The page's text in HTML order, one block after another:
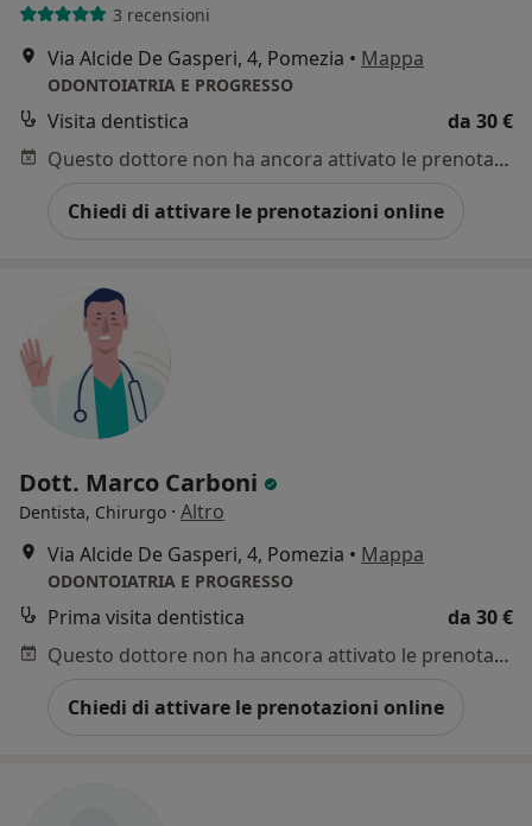
3 recensioni
Via Alcide De Gasperi, 4, Pomezia • Mappa
ODONTOIATRIA E PROGRESSO
Visita dentistica
da 30 €
Questo dottore non ha ancora attivato le prenotazioni online presso questo indirizzo.
Chiedi di attivare le prenotazioni online
Dott. Marco Carboni
Dentista, Chirurgo · Altro
Via Alcide De Gasperi, 4, Pomezia • Mappa
ODONTOIATRIA E PROGRESSO
Prima visita dentistica
da 30 €
Questo dottore non ha ancora attivato le prenotazioni online presso questo indirizzo.
Chiedi di attivare le prenotazioni online